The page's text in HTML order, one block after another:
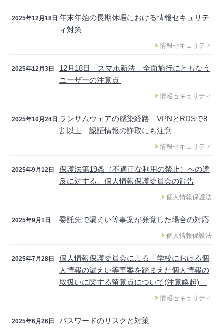
2025年12月18日 年末年始の長期休暇における情報セキュリテ
ィ対策
情報セキュリティ
2025年12月3日
12月18日「スマホ新法」全面施行にともなう
ユーザーの注意点
情報セキュリティ
2025年10月24日 ランサムウェアの感染経路 VPNとRDSで8
割以上 認証情報の詐取にも注意
情報セキュリティ
2025年9月12日
保護法第19条（不適正な利用の禁止）への違
反に対する、個人情報保護委員会の勧告
個人情報保護法
2025年9月1日 委託先で漏えい等事案が発覚した場合の対応
個人情報保護法
2025年7月28日
個人情報保護委員会による「学校における個
人情報の漏えい等事案を踏まえた個人情報の
取扱いに関する留意点について(注意喚起)」
情報セキュリティ
2025年6月26日 パスワードのリスクと対策